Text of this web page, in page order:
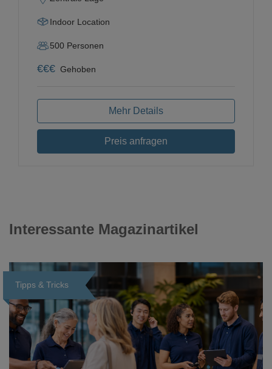
Indoor Location
500 Personen
€€€ Gehoben
Mehr Details
Preis anfragen
Interessante Magazinartikel
Tipps & Tricks
Loading...